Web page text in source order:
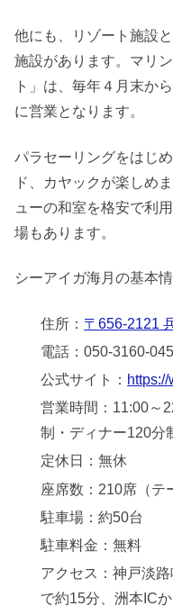
他にも、リゾート施設
施設があります。マリ
ト」は、毎年４月末か
に営業となります。
パラセーリングをはじ
ド、カヤックが楽しめ
ューの和室を格安で利
場もあります。
シーアイガ海月の基本
住所： 〒656-2121
電話：050-3160-
公式サイト：
営業時間：11:00～
制・ディナー120分
定休日：無休
座席数：210席（テ
駐車場：約50台
駐車料金：無料
アクセス：神戸淡
で約15分、洲本IC